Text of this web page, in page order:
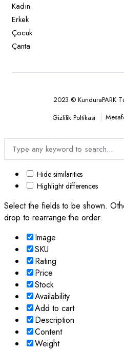
Kadın
Erkek
Çocuk
Çanta
2023 © KunduraPARK
Gizlilik Poltikası
Hide similarities
Highlight differences
Select the fields to be shown.
drop to rearrange the order.
Image
SKU
Rating
Price
Stock
Availability
Add to cart
Description
Content
Weight